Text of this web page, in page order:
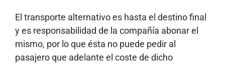
El transporte alternativo es hasta el destino final
y es responsabilidad de la compañía abonar el
mismo, por lo que ésta no puede pedir al
pasajero que adelante el coste de dicho